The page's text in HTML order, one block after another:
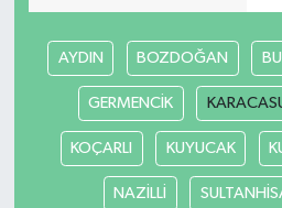
AYDIN BOZDOĞAN
GERMENCİK
KOÇARLI KUYUCAK
NAZİLLİ